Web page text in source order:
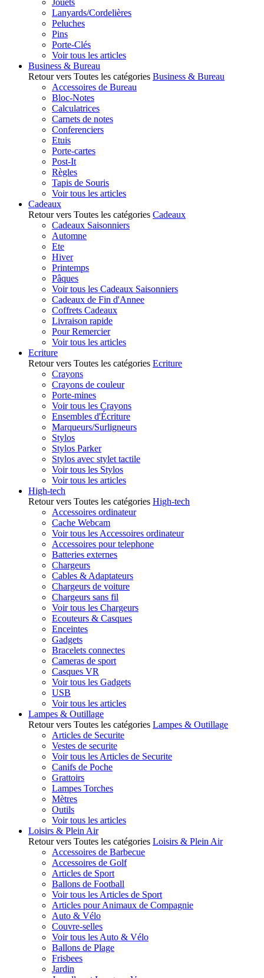
Jouets
Lanyards/Cordelières
Peluches
Pins
Porte-Clés
Voir tous les articles
Business & Bureau
Retour vers Toutes les catégories Business & Bureau
Accessoires de Bureau
Bloc-Notes
Calculatrices
Carnets de notes
Conferenciers
Etuis
Porte-cartes
Post-It
Règles
Tapis de Souris
Voir tous les articles
Cadeaux
Retour vers Toutes les catégories Cadeaux
Cadeaux Saisonniers
Automne
Ete
Hiver
Printemps
Pâques
Voir tous les Cadeaux Saisonniers
Cadeaux de Fin d'Annee
Coffrets Cadeaux
Livraison rapide
Pour Remercier
Voir tous les articles
Ecriture
Retour vers Toutes les catégories Ecriture
Crayons
Crayons de couleur
Porte-mines
Voir tous les Crayons
Ensembles d'Écriture
Marqueurs/Surligneurs
Stylos
Stylos Parker
Stylos avec stylet tactile
Voir tous les Stylos
Voir tous les articles
High-tech
Retour vers Toutes les catégories High-tech
Accessoires ordinateur
Cache Webcam
Voir tous les Accessoires ordinateur
Accessoires pour telephone
Batteries externes
Chargeurs
Cables & Adaptateurs
Chargeurs de voiture
Chargeurs sans fil
Voir tous les Chargeurs
Ecouteurs & Casques
Enceintes
Gadgets
Bracelets connectes
Cameras de sport
Casques VR
Voir tous les Gadgets
USB
Voir tous les articles
Lampes & Outillage
Retour vers Toutes les catégories Lampes & Outillage
Articles de Securite
Vestes de securite
Voir tous les Articles de Securite
Canifs de Poche
Grattoirs
Lampes Torches
Mètres
Outils
Voir tous les articles
Loisirs & Plein Air
Retour vers Toutes les catégories Loisirs & Plein Air
Accessoires de Barbecue
Accessoires de Golf
Articles de Sport
Ballons de Football
Voir tous les Articles de Sport
Articles pour Animaux de Compagnie
Auto & Vélo
Couvre-selles
Voir tous les Auto & Vélo
Ballons de Plage
Frisbees
Jardin